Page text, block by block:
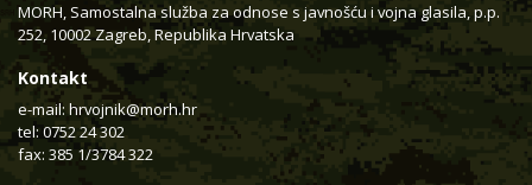
MORH, Samostalna služba za odnose s javnošću i vojna glasila, p.p.
252, 10002 Zagreb, Republika Hrvatska
Kontakt
e-mail: hrvojnik@morh.hr
tel: 0752 24 302
fax: 385 1/3784 322